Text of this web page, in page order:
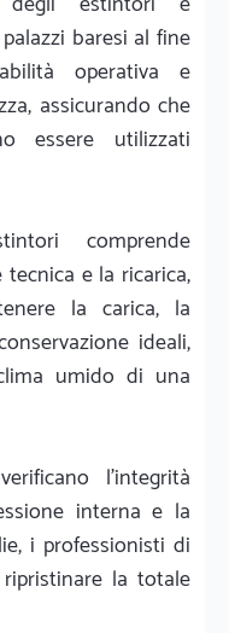
baresi al fine
operativa e
assicurando che
essere utilizzati
comprende
e la ricarica,
la carica, la
ideali,
umido di una
l'integrità
interna e la
i professionisti di
la totale